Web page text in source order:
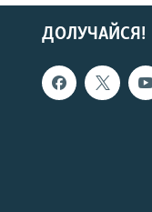
ДОЛУЧАЙСЯ!